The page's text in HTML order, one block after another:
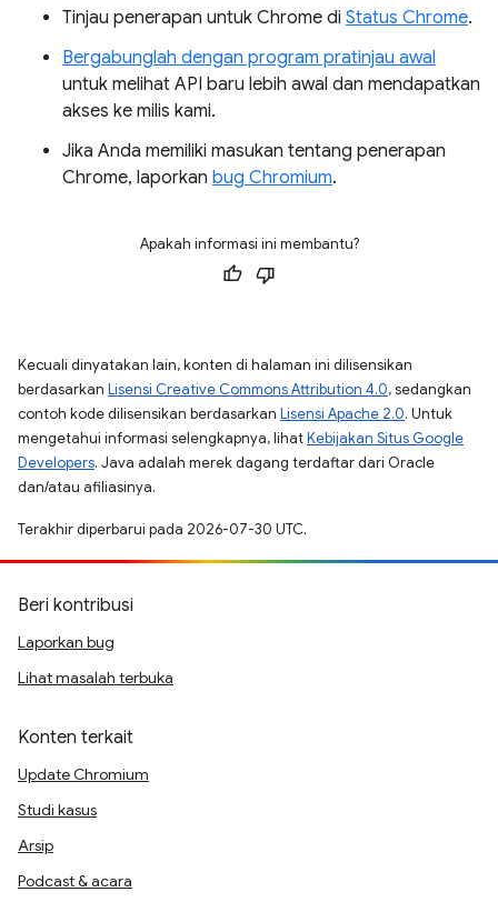
Tinjau penerapan untuk Chrome di Status Chrome.
Bergabunglah dengan program pratinjau awal
untuk melihat API baru lebih awal dan mendapatkan
akses ke milis kami.
Jika Anda memiliki masukan tentang penerapan
Chrome, laporkan bug Chromium.
Apakah informasi ini membantu?
Kecuali dinyatakan lain, konten di halaman ini dilisensikan
berdasarkan Lisensi Creative Commons Attribution 4.0, sedangkan
contoh kode dilisensikan berdasarkan Lisensi Apache 2.0. Untuk
mengetahui informasi selengkapnya, lihatKebijakan Situs Google
Developers. Java adalah merek dagang terdaftar dari Oracle
dan/atau afiliasinya.
Terakhir diperbarui pada 2026-07-30 UTC.
Beri kontribusi
Laporkan bug
Lihat masalah terbuka
Konten terkait
Update Chromium
Studi kasus
Arsip
Podcast & acara